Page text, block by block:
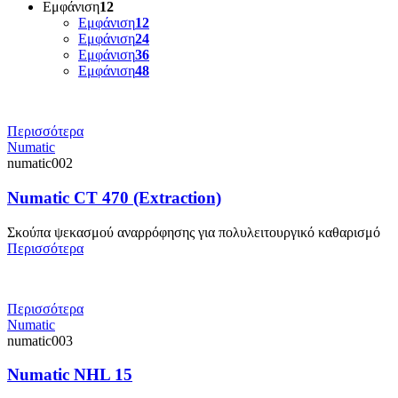
Εμφάνιση12
Εμφάνιση12
Εμφάνιση24
Εμφάνιση36
Εμφάνιση48
Περισσότερα
Numatic
numatic002
Numatic CT 470 (Extraction)
Σκούπα ψεκασμού αναρρόφησης για πολυλειτουργικό καθαρισμό
Περισσότερα
Περισσότερα
Numatic
numatic003
Numatic NHL 15